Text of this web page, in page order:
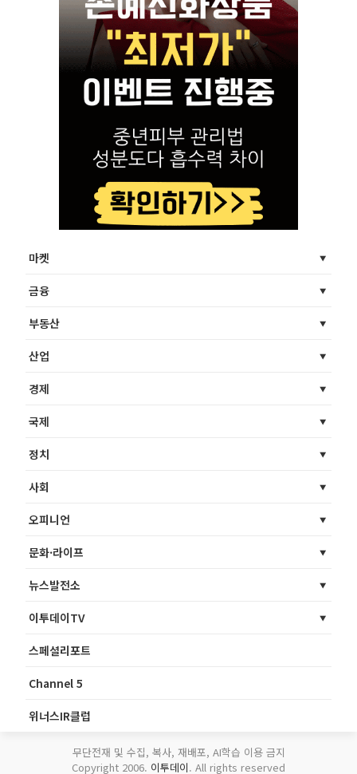
마켓
금융
부동산
산업
경제
국제
정치
사회
오피니언
문화·라이프
뉴스발전소
이투데이TV
스페셜리포트
Channel 5
위너스IR클럽
무단전재 및 수집, 복사, 재배포, AI학습 이용 금지
Copyright 2006. 이투데이. All rights reserved